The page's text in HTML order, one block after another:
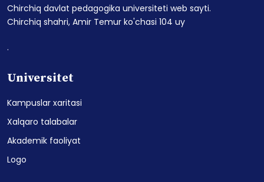
Chirchiq davlat pedagogika universiteti web sayti.
Chirchiq shahri, Amir Temur ko'chasi 104 uy
.
Universitet
Kampuslar xaritasi
Xalqaro talabalar
Akademik faoliyat
Logo